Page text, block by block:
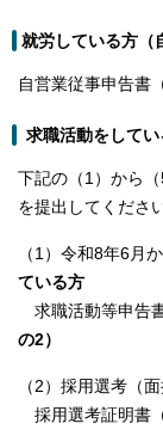
就労している方（
自営業従事申告書
求職活動をしてい
下記の（1）から
を提出してください
（1）令和8年6月
ている方
求職活動等申告
の2）
（2）採用選考（
採用選考証明書